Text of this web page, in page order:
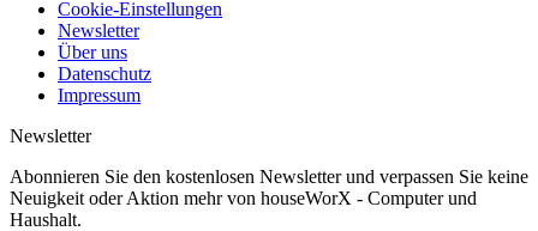
Cookie-Einstellungen
Newsletter
Über uns
Datenschutz
Impressum
Newsletter
Abonnieren Sie den kostenlosen Newsletter und verpassen Sie keine
Neuigkeit oder Aktion mehr von houseWorX - Computer und
Haushalt.